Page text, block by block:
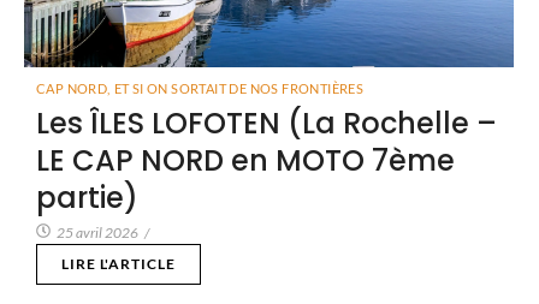
CAP NORD ET SI ON SORTAIT DE NOS FRONTIÈRES
Les ÎLES LOFOTEN (La Rochelle –
LE CAP NORD en MOTO 7ème
partie)
25 avril 2026 /
LIRE L'ARTICLE